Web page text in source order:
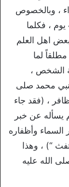
، وبالخصوص
لو لم يتم تقليمهما لمدة تزيد عن 40 يوم ، فكلما
اهل العلم
لما
الشخص ،
محمد صلى
، (فقد جاء
يسأله عن خبر
وأظفاره
“) ، وهذا
الله عليه